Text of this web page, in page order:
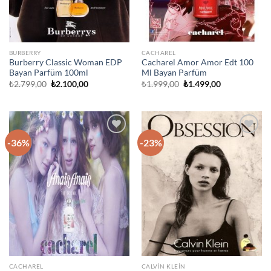
BURBERRY
Burberry Classic Woman EDP
Bayan Parfüm 100ml
₺2.799,00 Orijinal
₺2.100,00Şu
CACHAREL
Cacharel Amor Amor Edt 100
Ml Bayan Parfüm
₺1.999,00 Orijinal
₺1.499,00Şu
-36%
İstek
Listeme
Ekle
CACHAREL
-23%
Listeme
Ekle
CALVIN KLEIN